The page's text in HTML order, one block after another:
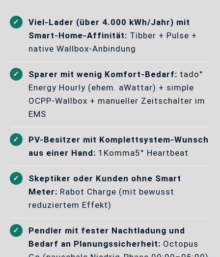
Viel-Lader (über 4.000 kWh/Jahr) mit
Smart-Home-Affinität: Tibber + Pulse +
native Wallbox-Anbindung
Sparer mit wenig Komfort-Bedarf: tado°
Energy Hourly (ehem. aWattar) + simple
OCPP-Wallbox + manueller Zeitschalter im
EMS
PV-Besitzer mit Komplettsystem-Wunsch
aus einer Hand: 1Komma5° Heartbeat
Skeptiker oder Kunden ohne Smart
Meter: Rabot Charge (mit bewusst
reduziertem Effekt)
Pendler mit fester Nachtladung und
Bedarf an Planungssicherheit: Octopus